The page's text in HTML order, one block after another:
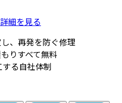
詳細を見る
、再発を防ぐ修理
りすべて無料
る自社体制